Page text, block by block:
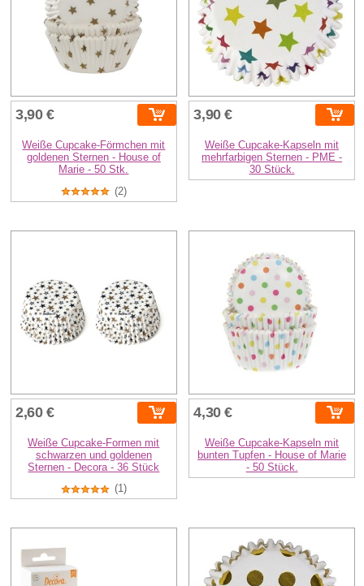
3,90 €
Weiße Cupcake-Förmchen mit
goldenen Sternen - House of
Marie - 50 Stk.
(2)
3,90 €
Weiße Cupcake-Kapseln mit
mehrfarbigen Sternen - PME -
30 Stück.
2,60 €
Weiße Cupcake-Formen mit
schwarzen und goldenen
Sternen - Decora - 36 Stück
(1)
4,30 €
Weiße Cupcake-Kapseln mit
bunten Tupfen - House of Marie
- 50 Stück.